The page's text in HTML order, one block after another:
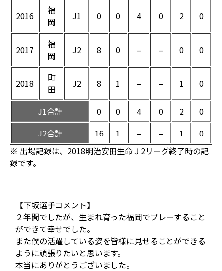
2016
福
岡
J1 0 0 4 0 2 0
2017
福
岡
J2 8 0 – – 0 0
2018
町
田
J2 8 1 – – 1 0
J1合計 0 0 4 0 2
0
J2合計
16 1 – – 1
0
※ 出場記録は、2018明治安田生命Ｊ2リーグ終了時の記
録です。
【下坂選手コメント】
２年間でしたが、生まれ育った福岡でプレーすること
ができて幸せでした。
また僕の活躍している姿を皆様に見せることができる
ように頑張りたいと思います。
本当にありがとうございました。